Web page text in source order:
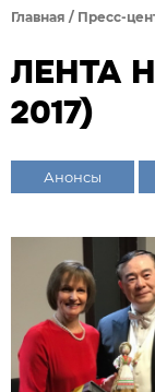
Главная / Пресс-
ЛЕНТА
2017)
Анонсы